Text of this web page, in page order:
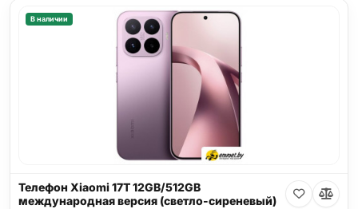
В наличии
Телефон Xiaomi 17T 12GB/512GB
международная версия (светло-сиреневый)